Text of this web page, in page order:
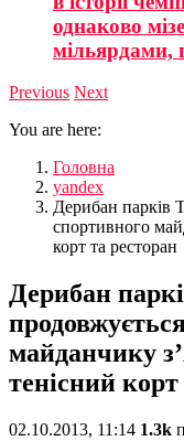
однаково
мільярдами,
Previous Next
You are here:
Головна
yandex
Дерибан парків
спортивного
корт та ресторан
Дерибан
майданчику
тенісний
02.10.2013, 11:14 1.3k